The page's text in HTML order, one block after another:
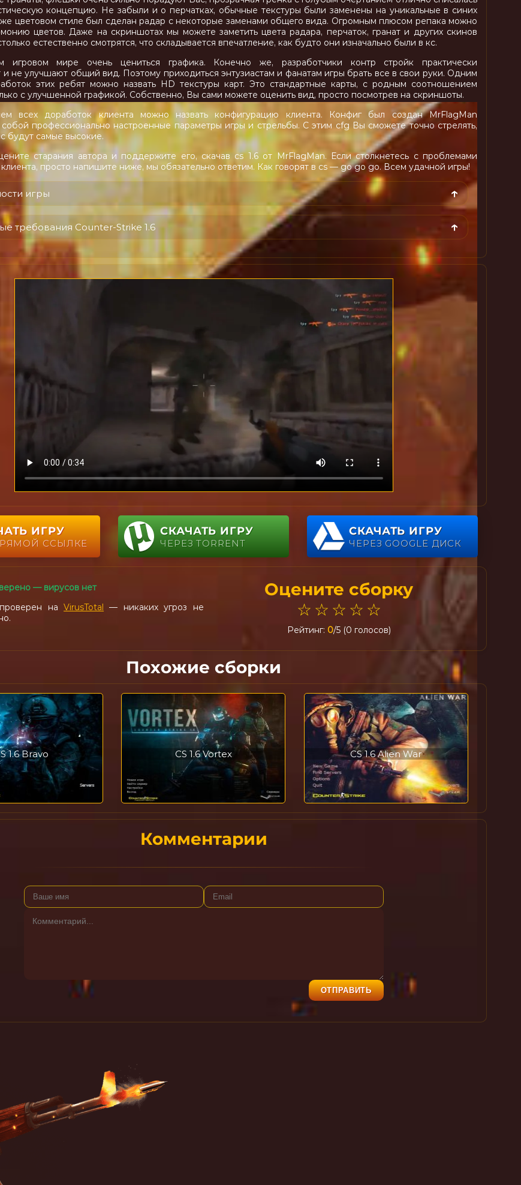
концепцию. Не забыли и о перчатках, обычные текстуры были заменены на уникальные в синих
же цветовом стиле был сделан радар с некоторые заменами общего вида. Огромным плюсом репака можно
цветов. Даже на скриншотах мы можете заметить цвета радара, перчаток, гранат и других скинов
естественно смотрятся, что складывается впечатление, как будто они изначально были в кс.
игровом мире очень цениться графика. Конечно же, разработчики контр стройк практически
не улучшают общий вид. Поэтому приходиться энтузиастам и фанатам игры брать все в свои руки. Одним
этих ребят можно назвать HD текстуры карт. Это стандартные карты, с родным соотношением
с улучшенной графикой. Собственно, Вы сами можете оценить вид, просто посмотрев на скриншоты.
всех доработок клиента можно назвать конфигурацию клиента. Конфиг был создан MrFlagMan
собой профессионально настроенные параметры игры и стрельбы. С этим cfg Вы сможете точно стрелять,
будут самые высокие.
старания автора и поддержите его, скачав cs 1.6 от MrFlagMan. Если столкнетесь с проблемами
просто напишите ниже, мы обязательно ответим. Как говорят в cs — go go go. Всем удачной игры!
игры
требования Counter-Strike 1.6
ИГРУ
ССЫЛКЕ
СКАЧАТЬ ИГРУ
ЧЕРЕЗ TORRENT
СКАЧАТЬ ИГРУ
ЧЕРЕЗ GOOGLE ДИСК
— вирусов нет
наVirusTotal — никаких угроз не
Оцените сборку
☆ ☆ ☆ ☆ ☆
Рейтинг: 0/5 (0 голосов)
Похожие сборки
1.6 Bravo CS 1.6 Vortex CS 1.6 Alien War
Комментарии
ОТПРАВИТЬ